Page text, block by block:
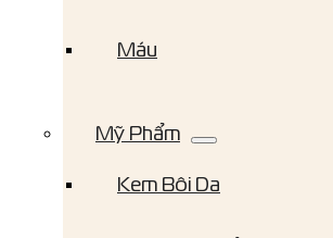
Máu
Mỹ Phẩm
Kem Bôi Da